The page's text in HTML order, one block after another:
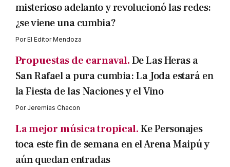
misterioso adelanto y revolucionó las redes:
¿se viene una cumbia?
PorEl Editor Mendoza
Propuestas de carnaval.De Las Heras a
San Rafael a pura cumbia: La Joda estará en
la Fiesta de las Naciones y el Vino
Por Jeremias Chacon
La mejor música tropical.Ke Personajes
toca este fin de semana en el Arena Maipú y
aún quedan entradas